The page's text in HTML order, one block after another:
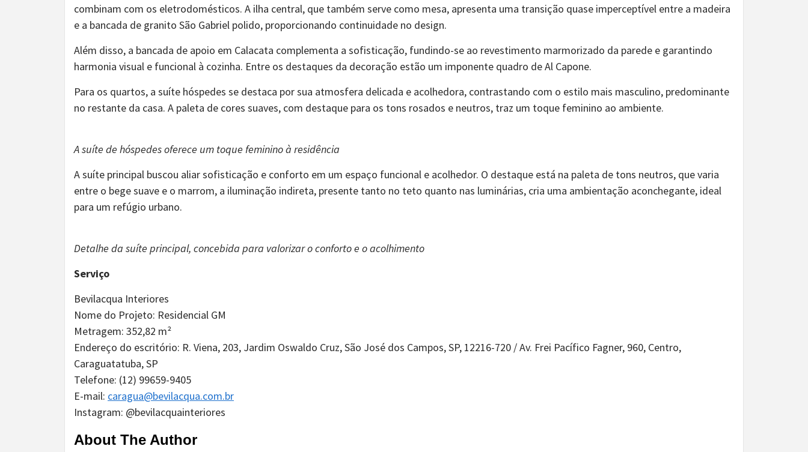
combinam com os eletrodomésticos. A ilha central, que também serve como mesa, apresenta uma transição quase imperceptível entre a madeira
e a bancada de granito São Gabriel polido, proporcionando continuidade no design.
Além disso, a bancada de apoio em Calacata complementa a sofisticação, fundindo-se ao revestimento marmorizado da parede e garantindo
harmonia visual e funcional à cozinha. Entre os destaques da decoração estão um imponente quadro de Al Capone.
Para os quartos, a suíte hóspedes se destaca por sua atmosfera delicada e acolhedora, contrastando com o estilo mais masculino, predominante
no restante da casa. A paleta de cores suaves, com destaque para os tons rosados e neutros, traz um toque feminino ao ambiente.
A suíte de hóspedes oferece um toque feminino à residência
A suíte principal buscou aliar sofisticação e conforto em um espaço funcional e acolhedor. O destaque está na paleta de tons neutros, que varia
entre o bege suave e o marrom, a iluminação indireta, presente tanto no teto quanto nas luminárias, cria uma ambientação aconchegante, ideal
para um refúgio urbano.
Detalhe da suíte principal, concebida para valorizar o conforto e o acolhimento
Serviço
Bevilacqua Interiores
Nome do Projeto: Residencial GM
Metragem: 352,82 m²
Endereço do escritório: R. Viena, 203, Jardim Oswaldo Cruz, São José dos Campos, SP, 12216-720 / Av. Frei Pacífico Fagner, 960, Centro,
Caraguatatuba, SP
Telefone: (12) 99659-9405
E-mail: caragua@bevilacqua.com.br
Instagram: @bevilacquainteriores
About The Author